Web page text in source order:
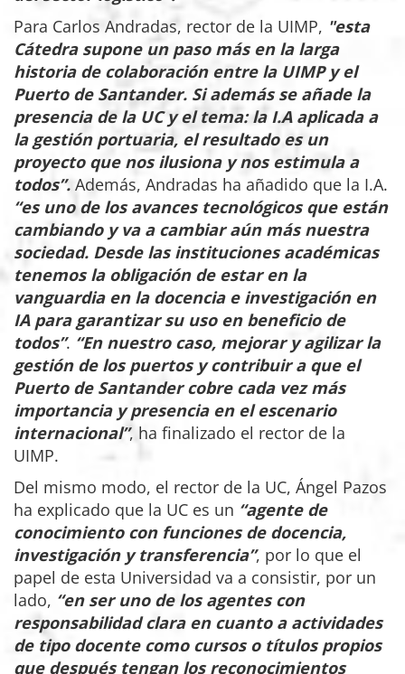
Para Carlos Andradas, rector de la UIMP, "esta
Cátedra supone un paso más en la larga
historia de colaboración entre la UIMP y el
Puerto de Santander. Si además se añade la
presencia de la UC y el tema: la I.A aplicada a
la gestión portuaria, el resultado es un
proyecto que nos ilusiona y nos estimula a
todos”. Además, Andradas ha añadido que la I.A.
“es uno de los avances tecnológicos que están
cambiando y va a cambiar aún más nuestra
sociedad. Desde las instituciones académicas
tenemos la obligación de estar en la
vanguardia en la docencia e investigación en
IA para garantizar su uso en beneficio de
todos”. “En nuestro caso, mejorar y agilizar la
gestión de los puertos y contribuir a que el
Puerto de Santander cobre cada vez más
importancia y presencia en el escenario
internacional”, ha finalizado el rector de la
UIMP.
Del mismo modo, el rector de la UC, Ángel Pazos
ha explicado que la UC es un “agente de
conocimiento con funciones de docencia,
investigación y transferencia”, por lo que el
papel de esta Universidad va a consistir, por un
lado, “en ser uno de los agentes con
responsabilidad clara en cuanto a actividades
de tipo docente como cursos o títulos propios
que después tengan los reconocimientos